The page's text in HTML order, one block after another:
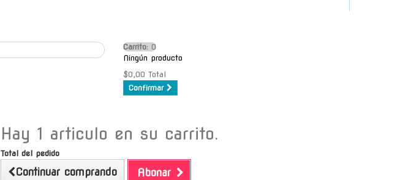
Carrito: O
Ningún producto
$0,00 Total
Confirmar
Hay 1 articulo en su carrito.
Total del pedido
Continuar comprando Abonar